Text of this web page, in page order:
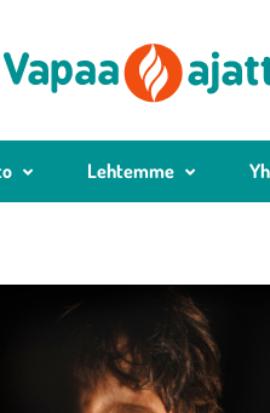
Lehtemme